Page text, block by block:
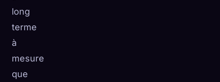
long
terme
à
mesure
que